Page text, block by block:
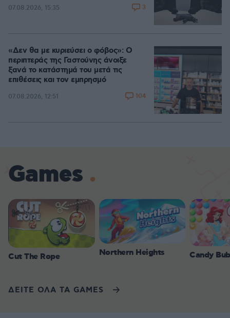
07.08.2026, 15:35 3
«Δεν θα με κυριεύσει ο φόβος»: Ο
περιπτεράς της Γαστούνης άνοιξε
ξανά το κατάστημά του μετά τις
επιθέσεις και τον εμπρησμό
07.08.2026, 12:51 104
Games
Cut The Rope Northern Heights Candy
ΔΕΙΤΕ ΟΛΑ ΤΑ GAMES